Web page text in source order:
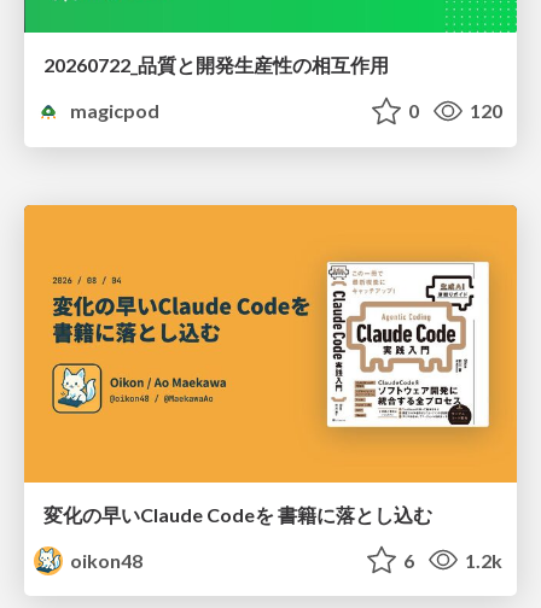
20260722_品質と開発生産性の相互作用
magicpod
0 120
変化の早いClaude Codeを 書籍に落とし込む
oikon48
6 1.2k